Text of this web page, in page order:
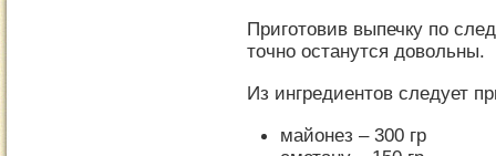
Приготовив выпечку по
точно останутся довольны.
Из ингредиентов следует
майонез – 300 гр